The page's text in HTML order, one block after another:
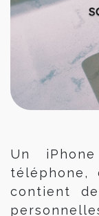
Un
téléphone,
contient